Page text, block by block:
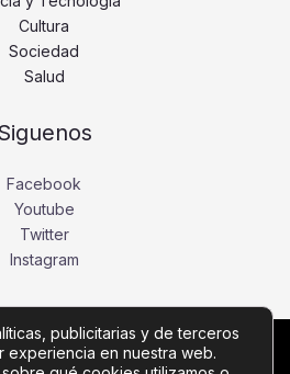
Cultura
Sociedad
Salud
Facebook
Youtube
Twitter
Instagram
los derechos reservados -
publicitarias y de terceros
experiencia en nuestra web.